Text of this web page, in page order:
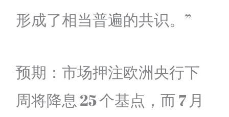
形成了相当普遍的共识。”
预期：市场押注欧洲央行下
周将降息 25 个基点，而 7 月